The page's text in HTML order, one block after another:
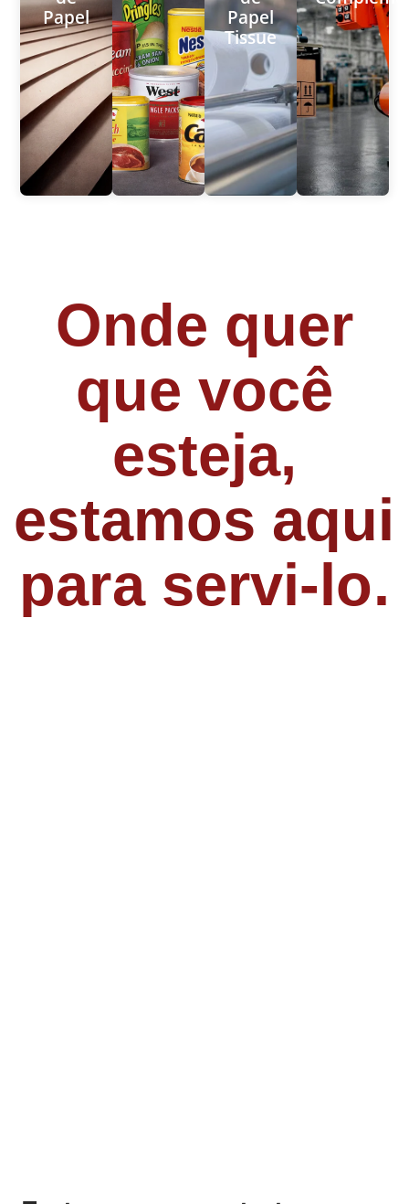
Papel
Papel
Tissue
Onde quer
que você
esteja,
estamos aqui
para servi-lo.